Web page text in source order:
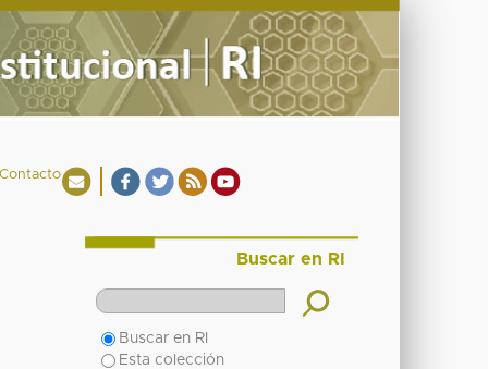
Contacto
Buscar en RI
Buscar en RI
Esta colección